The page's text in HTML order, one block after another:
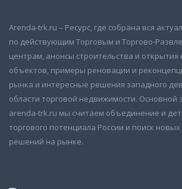
Arenda-trk.ru – Ресурс, где собрана вся
по действующим Торговым и Торгово-
центрам, анонсы строительства и открытия
объектов, примеры реновации и
рынка и интересные решения западного
области торговой недвижимости. Основной
arenda-trk.ru мы считаем объединение и
торгового потенциала России и поиск
решений на рынке.